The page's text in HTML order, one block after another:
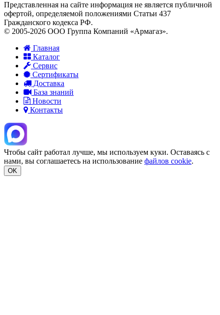
Представленная на сайте информация не является публичной
офертой, определяемой положениями Статьи 437
Гражданского кодекса РФ.
© 2005-2026 ООО Группа Компаний «Армагаз».
Главная
Каталог
Сервис
Сертификаты
Доставка
База знаний
Новости
Контакты
Чтобы сайт работал лучше, мы используем куки. Оставаясь с
нами, вы соглашаетесь на использование файлов cookie.
OK